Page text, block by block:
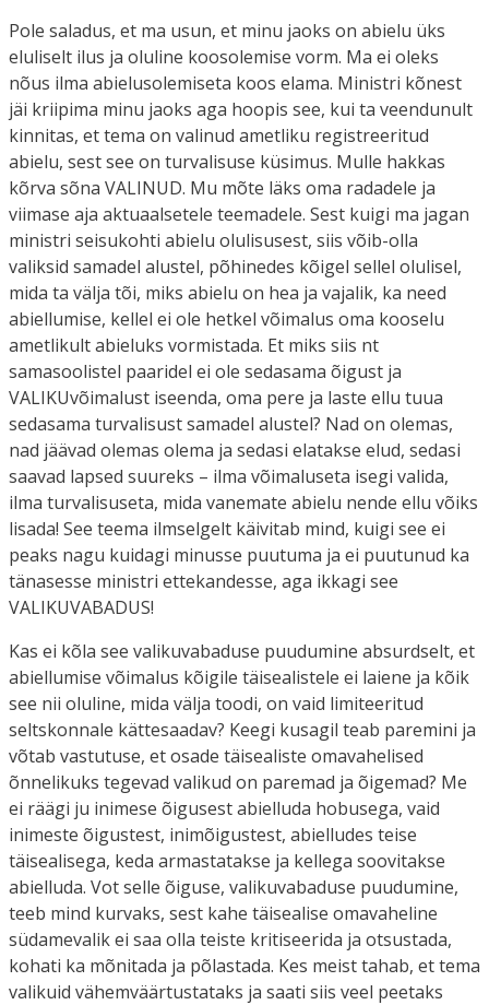
Pole saladus, et ma usun, et minu jaoks on abielu üks
eluliselt ilus ja oluline koosolemise vorm. Ma ei oleks
nõus ilma abielusolemiseta koos elama. Ministri kõnest
jäi kriipima minu jaoks aga hoopis see, kui ta veendunult
kinnitas, et tema on valinud ametliku registreeritud
abielu, sest see on turvalisuse küsimus. Mulle hakkas
kõrva sõna VALINUD. Mu mõte läks oma radadele ja
viimase aja aktuaalsetele teemadele. Sest kuigi ma jagan
ministri seisukohti abielu olulisusest, siis võib-olla
valiksid samadel alustel, põhinedes kõigel sellel olulisel,
mida ta välja tõi, miks abielu on hea ja vajalik, ka need
abiellumise, kellel ei ole hetkel võimalus oma kooselu
ametlikult abieluks vormistada. Et miks siis nt
samasoolistel paaridel ei ole sedasama õigust ja
VALIKUvõimalust iseenda, oma pere ja laste ellu tuua
sedasama turvalisust samadel alustel? Nad on olemas,
nad jäävad olemas olema ja sedasi elatakse elud, sedasi
saavad lapsed suureks – ilma võimaluseta isegi valida,
ilma turvalisuseta, mida vanemate abielu nende ellu võiks
lisada! See teema ilmselgelt käivitab mind, kuigi see ei
peaks nagu kuidagi minusse puutuma ja ei puutunud ka
tänasesse ministri ettekandesse, aga ikkagi see
VALIKUVABADUS!
Kas ei kõla see valikuvabaduse puudumine absurdselt, et
abiellumise võimalus kõigile täisealistele ei laiene ja kõik
see nii oluline, mida välja toodi, on vaid limiteeritud
seltskonnale kättesaadav? Keegi kusagil teab paremini ja
võtab vastutuse, et osade täisealiste omavahelised
õnnelikuks tegevad valikud on paremad ja õigemad? Me
ei räägi ju inimese õigusest abielluda hobusega, vaid
inimeste õigustest, inimõigustest, abielludes teise
täisealisega, keda armastatakse ja kellega soovitakse
abielluda. Vot selle õiguse, valikuvabaduse puudumine,
teeb mind kurvaks, sest kahe täisealise omavaheline
südamevalik ei saa olla teiste kritiseerida ja otsustada,
kohati ka mõnitada ja põlastada. Kes meist tahab, et tema
valikuid vähemväärtustataks ja saati siis veel peetaks